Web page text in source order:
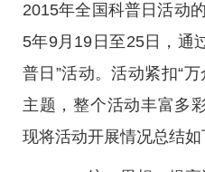
2015年全国科普日活动
5年9月19日至25日，通
普日”活动。活动紧扣“
主题，整个活动丰富多
现将活动开展情况总结如